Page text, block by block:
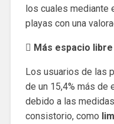
los cuales mediante
playas con una
 Más espacio libre
Los usuarios de las
de un 15,4% más de
debido a las
consistorio, como